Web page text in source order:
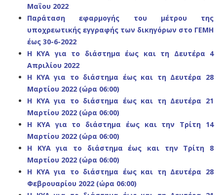
Μαΐου 2022
Παράταση εφαρμογής του μέτρου της
υποχρεωτικής εγγραφής των δικηγόρων στο ΓΕΜΗ
έως 30-6-2022
Η ΚΥΑ για το διάστημα έως και τη Δευτέρα 4
Απριλίου 2022
Η ΚΥΑ για το διάστημα έως και τη Δευτέρα 28
Μαρτίου 2022 (ώρα 06:00)
Η ΚΥΑ για το διάστημα έως και τη Δευτέρα 21
Μαρτίου 2022 (ώρα 06:00)
Η ΚΥΑ για το διάστημα έως και την Τρίτη 14
Μαρτίου 2022 (ώρα 06:00)
Η ΚΥΑ για το διάστημα έως και την Τρίτη 8
Μαρτίου 2022 (ώρα 06:00)
Η ΚΥΑ για το διάστημα έως και τη Δευτέρα 28
Φεβρουαρίου 2022 (ώρα 06:00)